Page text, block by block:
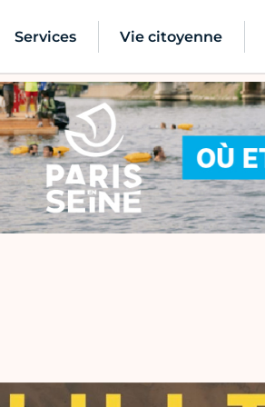
Services Vie citoyenne